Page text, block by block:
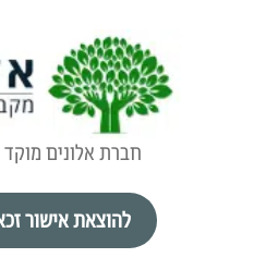
חברת אלונים מוקד
להוצאת אישור